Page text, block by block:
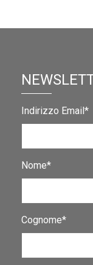
Indirizzo Email*
Nome*
Cognome*